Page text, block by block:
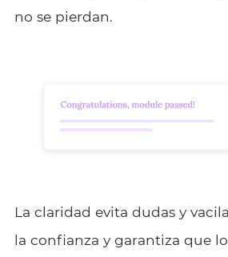
no se pierdan.
La claridad evita dudas y
la confianza y garantiza que